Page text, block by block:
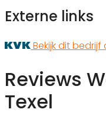
Externe links
Bekijk dit bedrijf
Reviews
Texel